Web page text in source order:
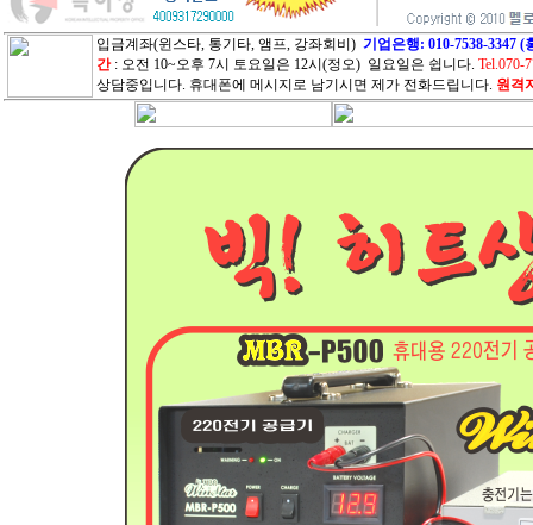
입금계좌(윈스타, 통기타, 앰프, 강좌회비) 기업은행: 010-7538-3347
간 : 오전 10~오후 7시 토요일은 12시(정오) 일요일은 쉽니다. Tel.070-
상담중입니다. 휴대폰에 메시지로 남기시면 제가 전화드립니다. 원격